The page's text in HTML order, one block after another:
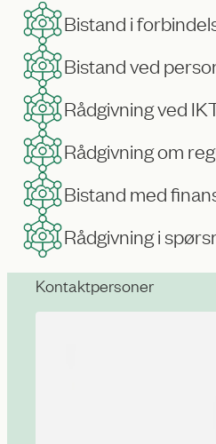
Bistand i
Bistand ved
Rådgivning ved
Rådgivning om
Bistand med
Rådgivning i
Kontaktpersoner